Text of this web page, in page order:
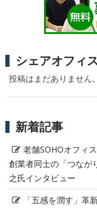
シェアオフィ
投稿はまだありません。
新着記事
老舗SOHOオフィ
創業者同士の「つなが
之氏インタビュー
「五感を潤す」革